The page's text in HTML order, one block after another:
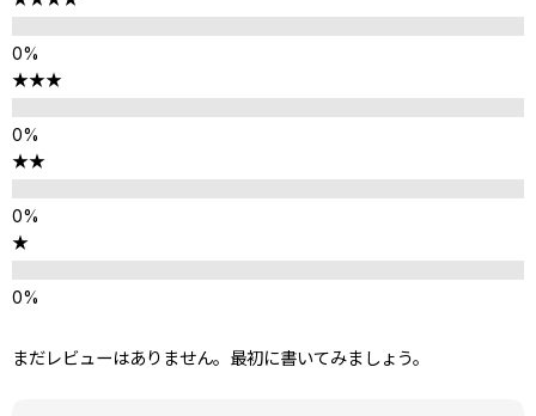
★★★
★★
★
まだレビューはありません。最初に書いてみましょう。